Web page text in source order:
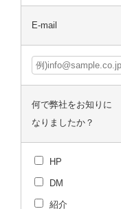
E-mail
何で弊社をお知りに
なりましたか？
HP
DM
紹介